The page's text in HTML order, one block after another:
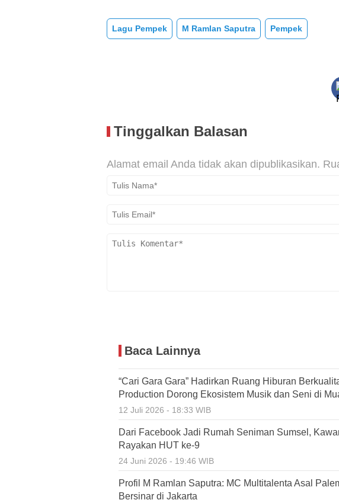
Lagu Pempek M Ramlan Saputra Pempek
Tinggalkan Balasan
Alamat email Anda tidak akan dipublikasikan.
Baca Lainnya
“Cari Gara Gara” Hadirkan Ruang Hiburan
Production Dorong Ekosistem Musik dan Seni di
12 Juli 2026 - 18:33 WIB
Dari Facebook Jadi Rumah Seniman Sumsel,
Rayakan HUT ke-9
24 Juni 2026 - 19:46 WIB
Profil M Ramlan Saputra: MC Multitalenta Asal
Bersinar di Jakarta